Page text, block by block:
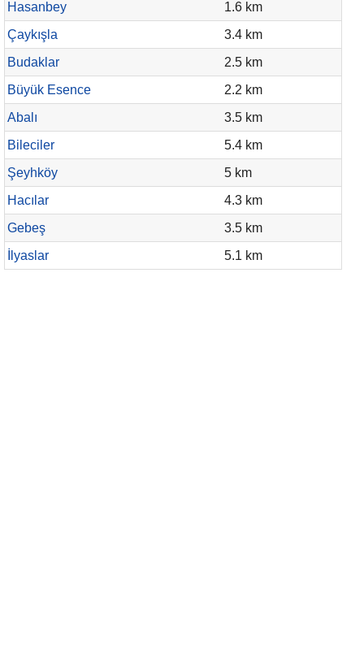
Hasanbey
1.6 km
Çaykışla
3.4 km
Budaklar
2.5 km
Büyük Esence
2.2 km
Abalı
3.5 km
Bileciler
5.4 km
Şeyhköy
5 km
Hacılar
4.3 km
Gebeş
3.5 km
İlyaslar
5.1 km